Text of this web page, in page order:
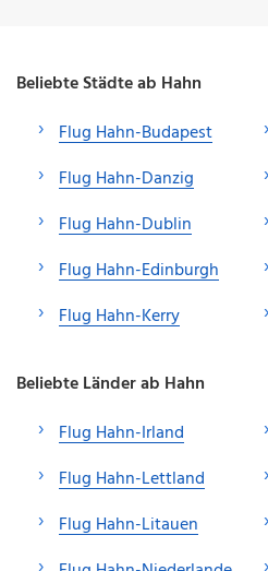
Beliebte Städte ab Hahn
Flug Hahn-Budapest
Flug Hahn-Danzig
Flug Hahn-Dublin
Flug Hahn-Edinburgh
Flug Hahn-Kerry
Beliebte Länder ab Hahn
Flug Hahn-Irland
Flug Hahn-Lettland
Flug Hahn-Litauen